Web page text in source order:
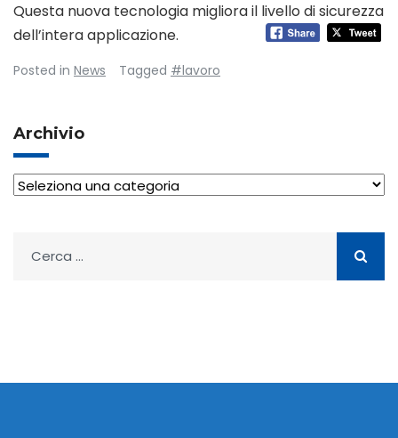
Questa nuova tecnologia migliora il livello di sicurezza
dell’intera applicazione.
Posted in News Tagged #lavoro
Archivio
Archivio
per: